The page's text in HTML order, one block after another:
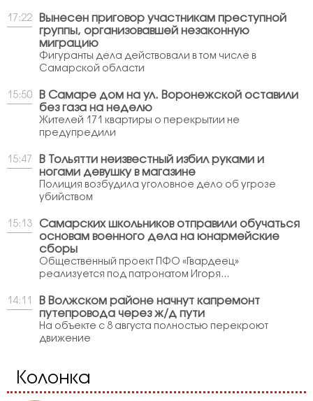
17:22
Вынесен приговор участникам преступной
группы, организовавшей незаконную
миграцию
Фигуранты дела действовали в том числе в
Самарской области
15:50
В Самаре дом на ул. Воронежской оставили
без газа на неделю
Жителей 171 квартиры о перекрытии не
предупредили
15:47
В Тольятти неизвестный избил руками и
ногами девушку в магазине
Полиция возбудила уголовное дело об угрозе
убийством
15:13
Самарских школьников отправили обучаться
основам военного дела на юнармейские
сборы
Общественный проект ПФО «Гвардеец»
реализуется под патронатом Игоря...
14:11
В Волжском районе начнут капремонт
путепровода через ж/д пути
На объекте с 8 августа полностью перекроют
движение
Колонка